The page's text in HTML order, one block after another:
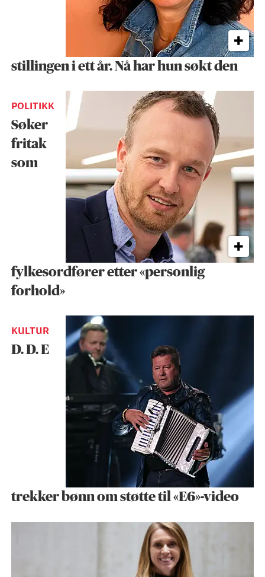
stillingen i ett år. Nå har hun søkt den
POLITIKK
Søker
fritak
som
fylkesordfører etter «personlig
forhold»
KULTUR
D. D. E
trekker bønn om støtte til «E6»-video